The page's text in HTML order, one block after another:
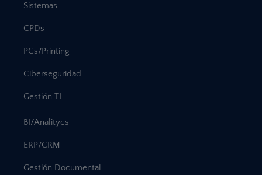
Sistemas
CPDs
PCs/Printing
Ciberseguridad
Gestión TI
BI/Analitycs
ERP/CRM
Gestión Documental